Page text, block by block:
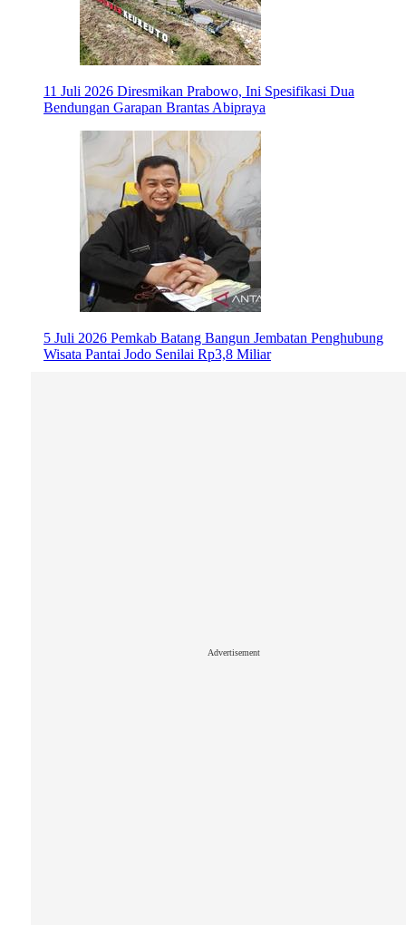
11 Juli 2026 Diresmikan Prabowo, Ini Spesifikasi Dua
Bendungan Garapan Brantas Abipraya
5 Juli 2026 Pemkab Batang Bangun Jembatan Penghubung
Wisata Pantai Jodo Senilai Rp3,8 Miliar
Advertisement